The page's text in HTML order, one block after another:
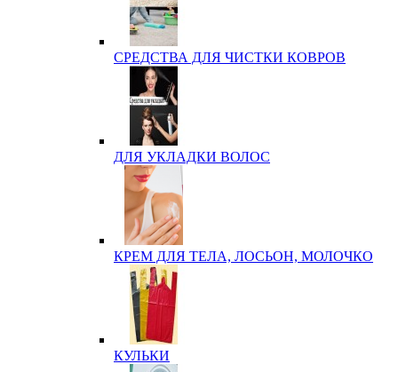
СРЕДСТВА ДЛЯ ЧИСТКИ КОВРОВ
ДЛЯ УКЛАДКИ ВОЛОС
КРЕМ ДЛЯ ТЕЛА, ЛОСЬОН, МОЛОЧКО
КУЛЬКИ